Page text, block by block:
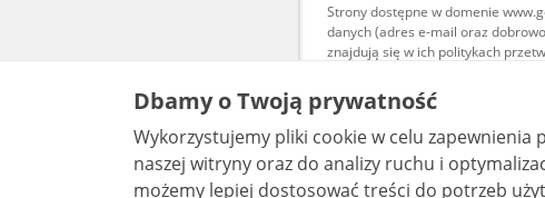
Strony dostępne w domenie
danych (adres e-mail oraz
znajdują się w ich politykach
Treści tekstowe
udostępniane na
warunkach 4.0 (CC
są udostępniane na
bez utworów
Dbamy o Twoją prywatność
Wykorzystujemy pliki cookie w celu zapewnienia
naszej witryny oraz do analizy ruchu i optymalizacji
możemy lepiej dostosować treści do potrzeb